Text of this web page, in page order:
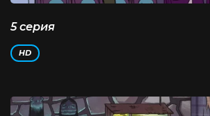
5 серия
HD